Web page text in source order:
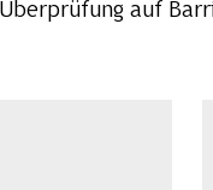
auf